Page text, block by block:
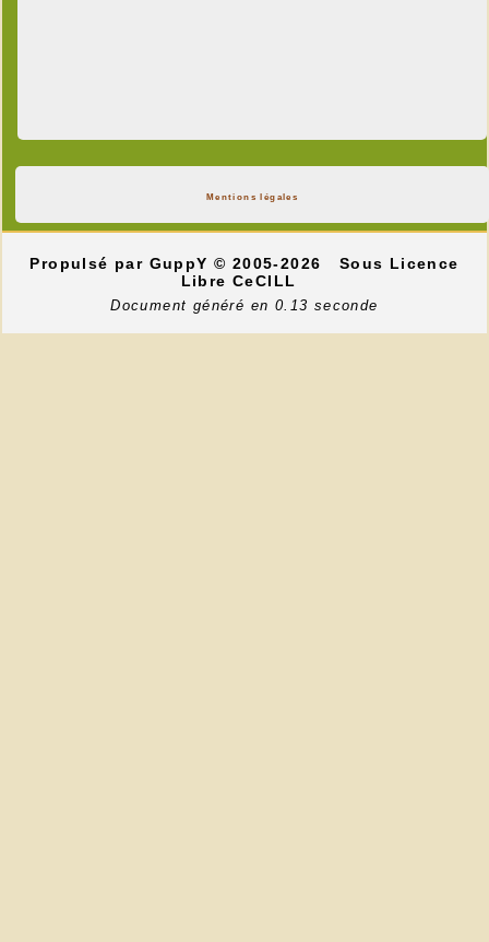
Mentions légales
Propulsé par GuppY© 2005-2026
Sous Licence
Libre CeCILL
Document généré en 0.13 seconde